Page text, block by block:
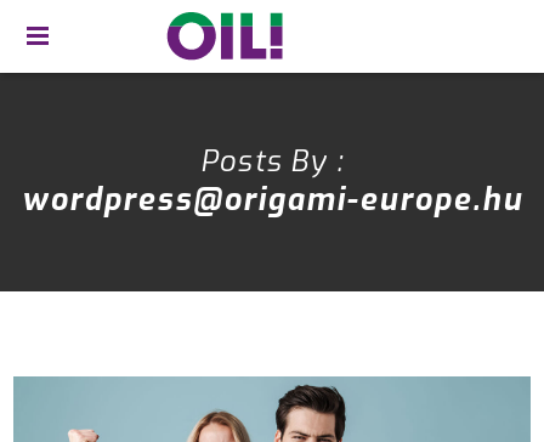
Posts By :
wordpress@origami-europe.hu